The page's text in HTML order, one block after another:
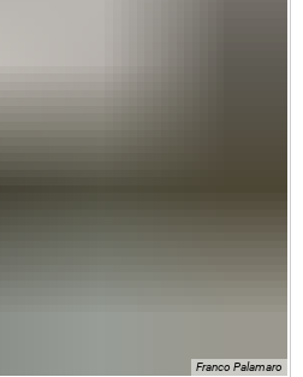
Franco Palamaro